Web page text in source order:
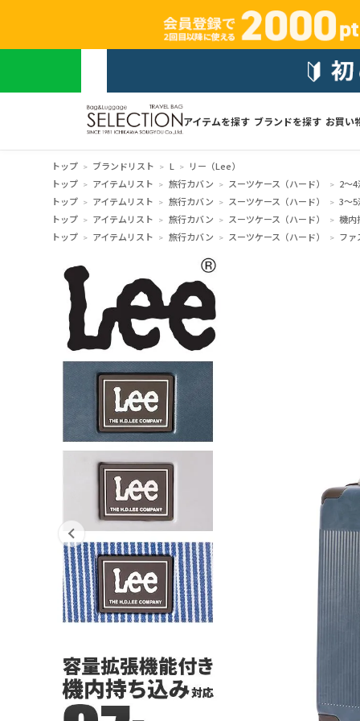
アイテムを探す ブランドを探す お買い
トップ ブランドリスト L
リー（Lee）
トップ
アイテムリスト 旅行カバン スーツケース（ハード）
2～
トップ
アイテムリスト 旅行カバン スーツケース（ハード）
3～5
トップ
アイテムリスト 旅行カバン スーツケース（ハード）
機内
トップ
アイテムリスト 旅行カバン スーツケース（ハード） ファ